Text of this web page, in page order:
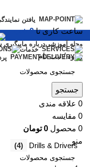
یافتن
ساعت کاری تا9 شب
مجله آموزشیدرباره ما
ورود / ثبت نام
خدمات
جستجو
0 علاقه مندی
0 مقایسه
0 محصول 0 تومان
منو
office and outdoor.
Drills & Drivers
(4)